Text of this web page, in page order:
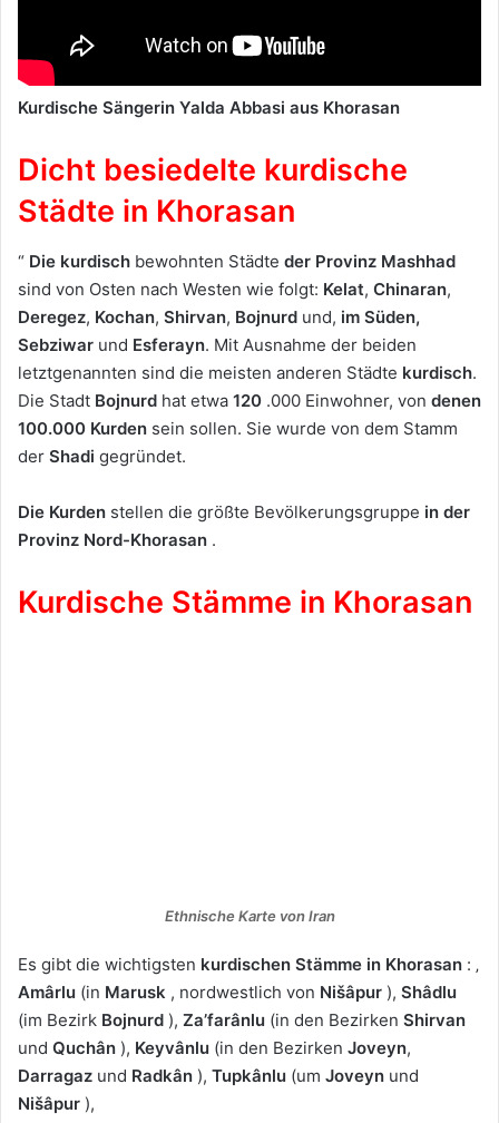
Kurdische Sängerin Yalda Abbasi aus Khorasan
Dicht besiedelte kurdische
Städte in Khorasan
“ Die kurdisch bewohnten Städte der Provinz Mashhad
sind von Osten nach Westen wie folgt: Kelat, Chinaran,
Deregez, Kochan, Shirvan, Bojnurd und, im Süden,
Sebziwar und Esferayn. Mit Ausnahme der beiden
letztgenannten sind die meisten anderen Städte kurdisch.
Die Stadt Bojnurd hat etwa 120 .000 Einwohner, von denen
100.000 Kurden sein sollen. Sie wurde von dem Stamm
der Shadi gegründet.
Die Kurden stellen die größte Bevölkerungsgruppe in der
Provinz Nord-Khorasan .
Kurdische Stämme in Khorasan
Ethnische Karte von Iran
Es gibt die wichtigsten kurdischen Stämme in Khorasan : ‚
Amârlu (in Marusk , nordwestlich von Nišâpur ), Shâdlu
(im Bezirk Bojnurd ), Za’farânlu (in den Bezirken Shirvan
und Quchân ), Keyvânlu (in den Bezirken Joveyn,
Darragaz und Radkân ), Tupkânlu (um Joveyn und
Nišâpur ),